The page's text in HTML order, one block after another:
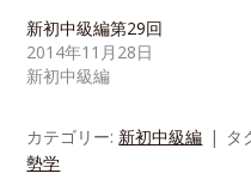
新初中級編第29回
2014年11月28日
新初中級編
カテゴリー: 新初中級編 タ
勢学